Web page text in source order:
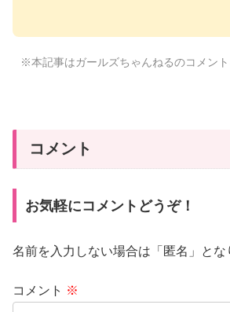
※本記事はガールズちゃんねるのコメン
コメント
お気軽にコメントどうぞ！
名前を入力しない場合は「匿名」とな
コメント ※